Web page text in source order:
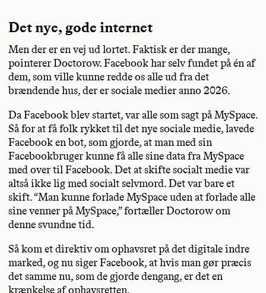
Det nye, gode internet
Men der er en vej ud lortet. Faktisk er der mange,
pointerer Doctorow. Facebook har selv fundet på én af
dem, som ville kunne redde os alle ud fra det
brændende hus, der er sociale medier anno 2026.
Da Facebook blev startet, var alle som sagt på MySpace.
Så for at få folk rykket til det nye sociale medie, lavede
Facebook en bot, som gjorde, at man med sin
Facebookbruger kunne få alle sine data fra MySpace
med over til Facebook. Det at skifte socialt medie var
altså ikke lig med socialt selvmord. Det var bare et
skift. “Man kunne forlade MySpace uden at forlade alle
sine venner på MySpace,” fortæller Doctorow om
denne svundne tid.
Så kom et direktiv om ophavsret på det digitale indre
marked, og nu siger Facebook, at hvis man gør præcis
det samme nu, som de gjorde dengang, er det en
krænkelse af ophavsretten.